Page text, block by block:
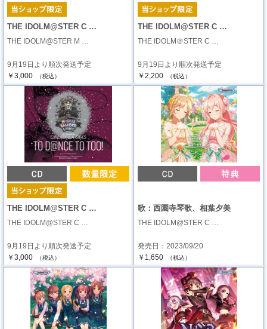
THE IDOLM@STER C …
THE IDOLM@STER M …
9月19日より順次発送予定
￥3,000
（税込）
THE IDOLM@STER C …
THE IDOLM＠STER C …
9月19日より順次発送予定
￥2,200
（税込）
THE IDOLM@STER C …
THE IDOLM@STER C …
9月19日より順次発送予定
￥3,000
（税込）
歌：西園寺琴歌、相葉夕美
THE IDOLM@STER C …
発売日：2023/09/20
￥1,650
（税込）